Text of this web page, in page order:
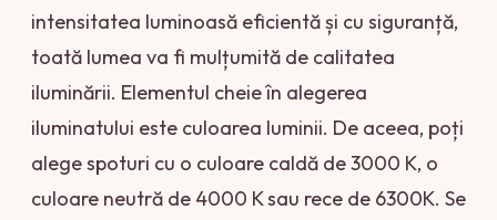
intensitatea luminoasă eficientă și cu siguranță,
toată lumea va fi mulțumită de calitatea
iluminării. Elementul cheie în alegerea
iluminatului este culoarea luminii. De aceea, poți
alege spoturi cu o culoare caldă de 3000 K, o
culoare neutră de 4000 K sau rece de 6300K. Se